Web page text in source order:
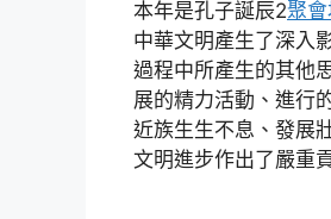
本年是孔子誕辰2聚
中華文明產生了深入
過程中所產生的其他
展的精力活動、進行
近族生生不息、發展
文明進步作出了嚴重